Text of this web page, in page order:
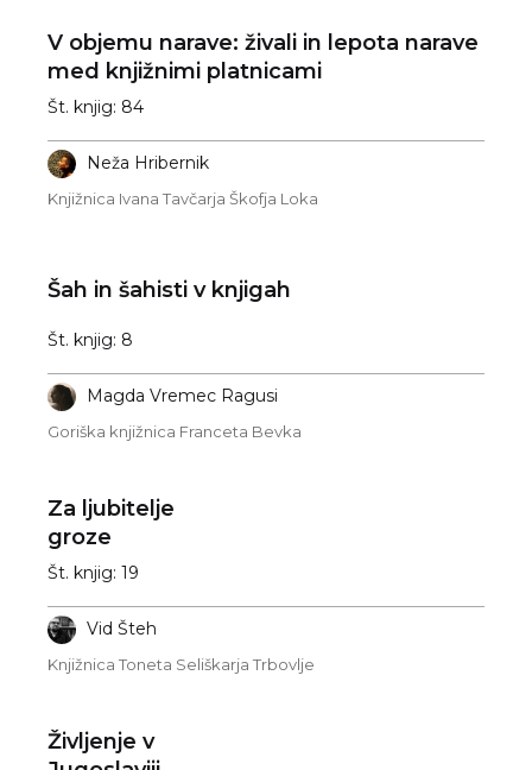
V objemu narave: živali in lepota narave
med knjižnimi platnicami
Št. knjig: 84
Neža Hribernik
Knjižnica Ivana Tavčarja Škofja Loka
Šah in šahisti v knjigah
Št. knjig: 8
Magda Vremec Ragusi
Goriška knjižnica Franceta Bevka
Za ljubitelje
groze
Št. knjig: 19
Vid Šteh
Knjižnica Toneta Seliškarja Trbovlje
Življenje v